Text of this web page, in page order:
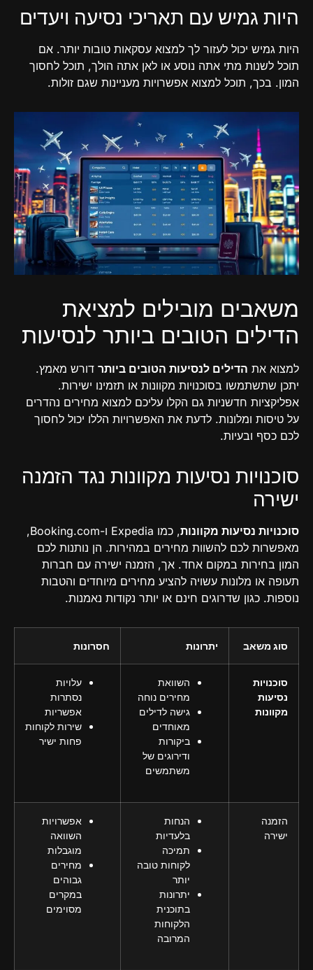
היות גמיש עם תאריכי נסיעה ויעדים
היות גמיש יכול לעזור לך למצוא עסקאות טובות יותר. אם
תוכל לשנות מתי אתה נוסע או לאן אתה הולך, תוכל לחסוך
המון. בכך, תוכל למצוא אפשרויות מעניינות שגם זולות.
משאבים מובילים למציאת
הדילים הטובים ביותר לנסיעות
למצוא את הדילים לנסיעות הטובים ביותר דורש מאמץ.
יתכן שתשתמשו בסוכנויות מקוונות או תזמינו ישירות.
אפליקציות חדשניות גם הקלו עליכם למצוא מחירים נהדרים
על טיסות ומלונות. לדעת את האפשרויות הללו יכול לחסוך
לכם כסף ובעיות.
סוכנויות נסיעות מקוונות נגד הזמנה
ישירה
סוכנויות נסיעות מקוונות
, כמו Expedia ו-Booking.com,
מאפשרות לכם להשוות מחירים במהירות. הן נותנות לכם
המון בחירות במקום אחד. אך, הזמנה ישירה עם חברות
תעופה או מלונות עשויה להציע מחירים מיוחדים והטבות
נוספות. כגון שדרוגים חינם או יותר נקודות נאמנות.
סוג משאב יתרונות חסרונות
סוכנויות
נסיעות
מקוונות
השוואת
מחירים נוחה
גישה לדילים
מאוחדים
ביקורות
ודירוגים של
משתמשים
עלויות
נסתרות
אפשריות
שירות לקוחות
פחות ישיר
הזמנה
ישירה
הנחות
בלעדיות
תמיכה
לקוחות טובה
יותר
יתרונות
בתוכנית
הלקוחות
המרובה
אפשרויות
השוואה
מוגבלות
מחירים
גבוהים
במקרים
מסוימים